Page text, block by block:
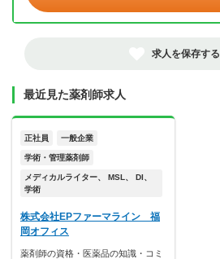
求人を保存する
最近見た薬剤師求人
正社員 一般企業
学術・管理薬剤師
メディカルライター、 MSL、 DI、
学術
株式会社EPファーマライン 福
岡オフィス
薬剤師の資格・医薬品の知識・コミ